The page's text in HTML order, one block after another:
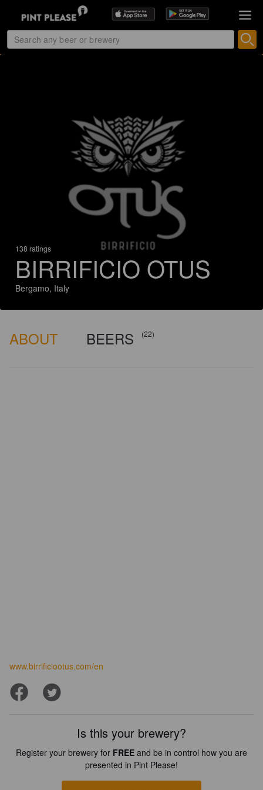
138 ratings
BIRRIFICIO OTUS
Bergamo, Italy
ABOUT BEERS (22)
www.birrificiootus.com/en
Is this your brewery?
Register your brewery for FREE and be in control how you are
presented in Pint Please!